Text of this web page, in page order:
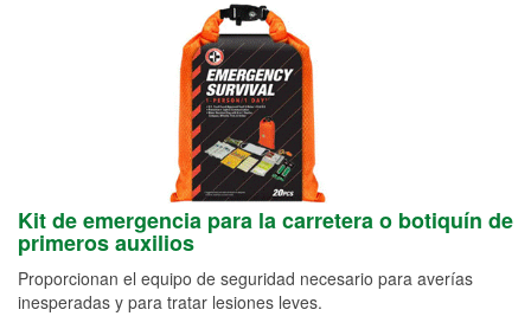
Kit de emergencia para la carretera o botiquín de
primeros auxilios
Proporcionan el equipo de seguridad necesario para averías
inesperadas y para tratar lesiones leves.